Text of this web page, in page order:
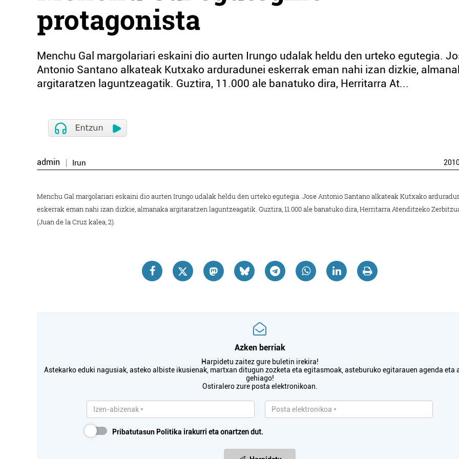
protagonista
Menchu Gal margolariari eskaini dio aurten Irungo udalak heldu den urteko egutegia.
Antonio Santano alkateak Kutxako arduradunei eskerrak eman nahi izan dizkie,
argitaratzen laguntzeagatik. Guztira, 11.000 ale banatuko dira, Herritarra At...
admin Irun
Menchu Gal margolariari eskaini dio aurten Irungo udalak heldu den urteko egutegia. Jose Antonio Santano alkateak Kutxako
eskerrak eman nahi izan dizkie, almanaka argitaratzen laguntzeagatik. Guztira, 11.000 ale banatuko dira, Herritarra Atenditzeko
(Juan de la Cruz kalea, 2).
Azken berriak
Harpidetu zaitez gure buletin irekira!
Astekarko eduki nagusiak, asteko albiste ikusienak, martxan ditugun zozketa eta egitasmoak, asteburuko egitarauen agenda eta
gehiago!
Ostiralero zure posta elektronikoan.
Pribatutasun Politika irakurri eta onartzen dut.